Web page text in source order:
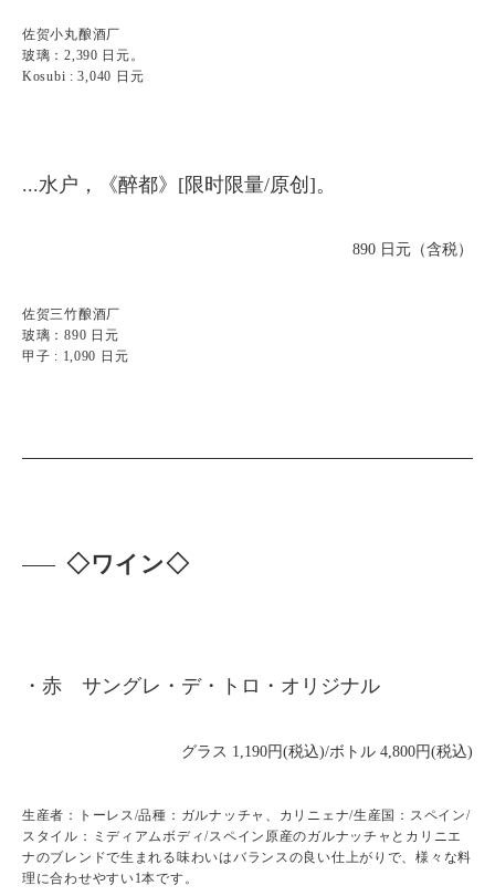
佐贺小丸酿酒厂
玻璃：2,390 日元。
Kosubi : 3,040 日元
...水户，《醉都》[限时限量/原创]。
890 日元（含税）
佐贺三竹酿酒厂
玻璃：890 日元
甲子 : 1,090 日元
◇ワイン◇
・赤 サングレ・デ・トロ・オリジナル
グラス 1,190円(税込)/ボトル 4,800円(税込)
生産者：トーレス/品種：ガルナッチャ、カリニェナ/生産国：スペイン/
スタイル：ミディアムボディ/スペイン原産のガルナッチャとカリニエ
ナのブレンドで生まれる味わいはバランスの良い仕上がりで、様々な料
理に合わせやすい1本です。